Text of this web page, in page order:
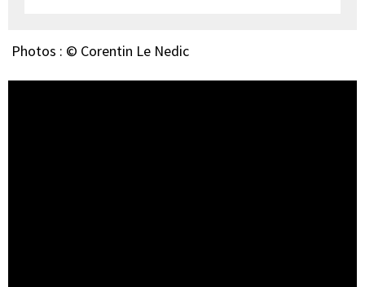
Photos : © Corentin Le Nedic